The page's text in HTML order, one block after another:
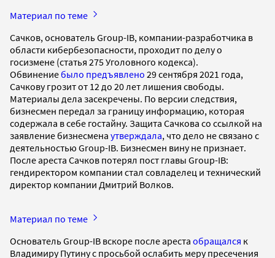
Материал по теме
Сачков, основатель Group-IB, компании-разработчика в
области кибербезопасности, проходит по делу о
госизмене (статья 275 Уголовного кодекса).
Обвинениебыло предъявлено 29 сентября 2021 года,
Сачкову грозит от 12 до 20 лет лишения свободы.
Материалы дела засекречены. По версии следствия,
бизнесмен передал за границу информацию, которая
содержала в себе гостайну. Защита Сачкова со ссылкой на
заявление бизнесмена утверждала, что дело не связано с
деятельностью Group-IB. Бизнесмен вину не признает.
После ареста Сачков потерял пост главы Group-IB:
гендиректором компании стал совладелец и технический
директор компании Дмитрий Волков.
Материал по теме
Основатель Group-IB вскоре после ареста обращался к
Владимиру Путину с просьбой ослабить меру пресечения